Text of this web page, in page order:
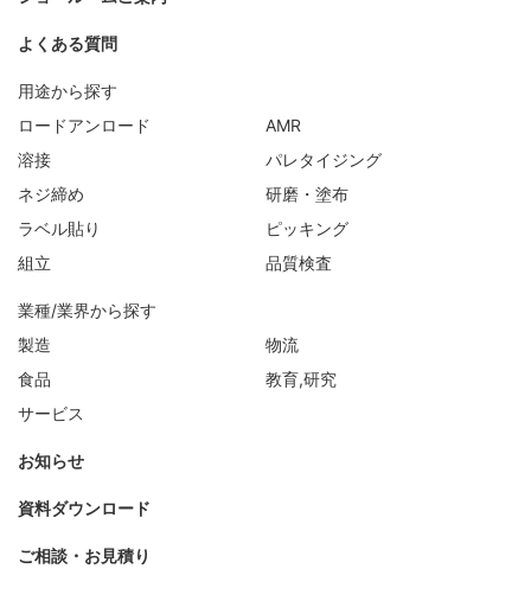
よくある質問
用途から探す
ロードアンロード
AMR
溶接
パレタイジング
ネジ締め
研磨・塗布
ラベル貼り
ピッキング
組立
品質検査
業種/業界から探す
製造
物流
食品
教育,研究
サービス
お知らせ
資料ダウンロード
ご相談・お見積り